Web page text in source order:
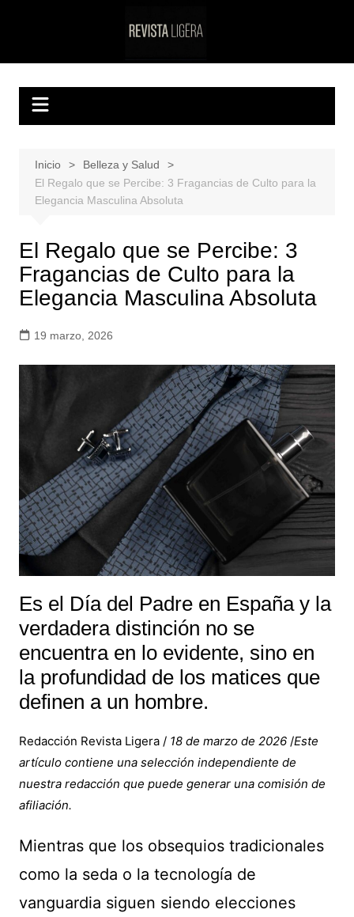
Revista Ligera
El canon de la etiqueta y el lujo silencioso
Inicio
Belleza y Salud
El Regalo que se Percibe: 3 Fragancias de Culto para la
Elegancia Masculina Absoluta
El Regalo que se Percibe: 3
Fragancias de Culto para la
Elegancia Masculina Absoluta
19 marzo, 2026
Es el Día del Padre en España y la
verdadera distinción no se
encuentra en lo evidente, sino en
la profundidad de los matices que
definen a un hombre.
Redacción Revista Ligera / 18 de marzo de 2026/Este
artículo contiene una selección independiente de
nuestra redacción que puede generar una comisión de
afiliación.
Mientras que los obsequios tradicionales
como la seda o la tecnología de
vanguardia siguen siendo elecciones